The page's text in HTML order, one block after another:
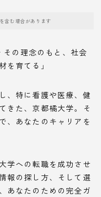
含む場合があります
その理念のもと、社会
を育てる」
、特に看護や医療、健
きた、京都橘大学。そ
、あなたのキャリアを
学への転職を成功させ
報の探し方、そして選
あなたのための完全ガ